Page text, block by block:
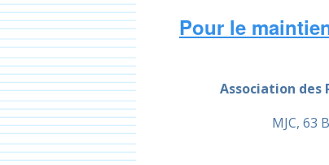
Pour le
Association des
MJC, 63